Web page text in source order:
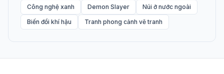
Công nghệ xanh
Demon Slayer
Núi ở nước ngoài
Biến đổi khí hậu
Tranh phong cảnh vẽ tranh